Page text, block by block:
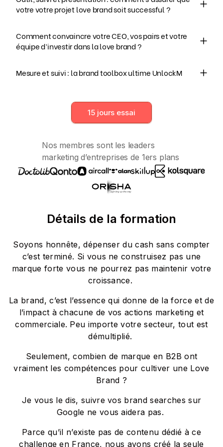
faire évoluer votre marque de manière cohérente et
votre votre projet love brand soit successful ?
Utilisez des outils pratiques et des indicateurs pertinents
pour piloter et présenter votre stratégie de marque avec
Comment convaincre votre CEO, vos pairs et votre
équipe d’investir dans la love brand ?
Apprenez à articuler les bénéfices d’une stratégie de
d'entendre que la brand c'est pas ROIste ;)
Mesure et suivi : la brand toolbox ultime UnlockM
suivre et ajuster votre stratégie de marque en continu.​
15 jours essai
Nos membres sont les leaders
marketing d’entreprises de 1ers plans
Détails de la formation
Soyons honnête, dépenser du cash sans compter
c’est terminé. Si vous ne construisez pas une
marque forte vous ne pourrez pas maintenir votre
croissance.
La brand, c’est l’essence qui donne de la force et de
l’impact à chacune de vos actions marketing et
commerciale. Peu importe votre secteur, tout est
démultiplié.
Seulement, combien de marque en B2B ont
vraiment les compétences pour cultiver une Love
Brand ?
Je vous le dis, suivre vos brand searches sur
Google ne vous aidera pas.
Parce qu’il n’existe pas de contenu dédié à ce
challenge en France, nous avons créé la seule